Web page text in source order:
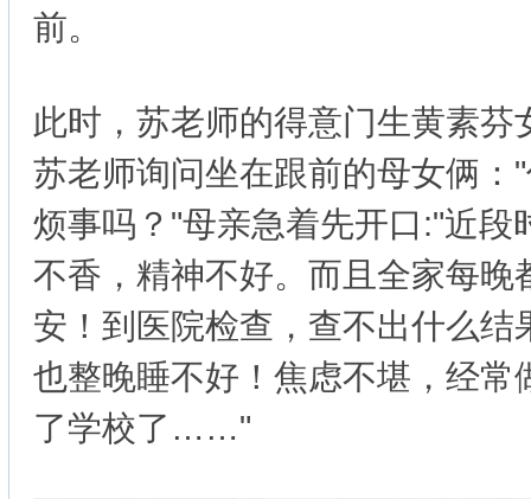
前。
此时，苏老师的得意门生黄素芬
苏老师询问坐在跟前的母女俩：
烦事吗？"母亲急着先开口:"近段
不香，精神不好。而且全家每晚
安！到医院检查，查不出什么结
也整晚睡不好！焦虑不堪，经常
了学校了……"